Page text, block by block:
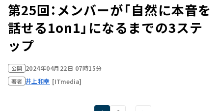
第25回：メンバーが「自然に本音を
話せる1on1」になるまでの3ステ
ップ
公開 2024年04月22日 07時15分
著者 井上和幸 [ITmedia]